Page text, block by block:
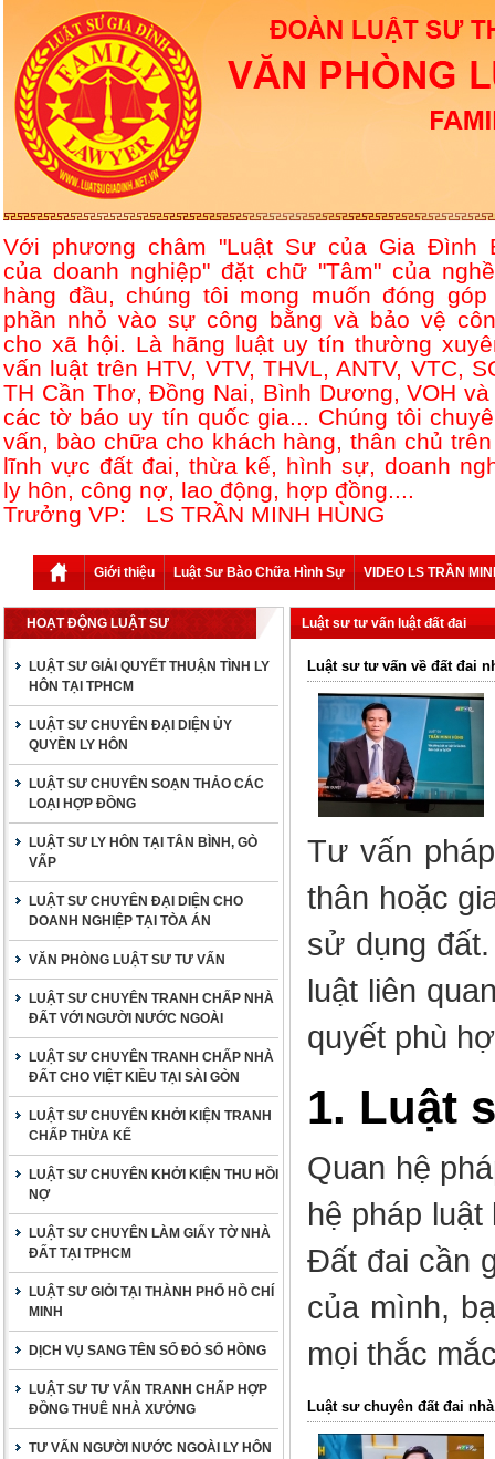
Với phương châm "Luật Sư của Gia Đình
của doanh nghiệp" đặt chữ "Tâm" của
hàng đầu, chúng tôi mong muốn đóng góp
phần nhỏ vào sự công bằng và bảo vệ
cho xã hội. Là hãng luật uy tín thường
vấn luật trên HTV, VTV, THVL, ANTV, VTC,
TH Cần Thơ, Đồng Nai, Bình Dương, VOH và
các tờ báo uy tín quốc gia... Chúng tôi
vấn, bào chữa cho khách hàng, thân chủ
lĩnh vực đất đai, thừa kế, hình sự, doanh
ly hôn, công nợ, lao động, hợp đồng....
Trưởng VP: LS TRẦN MINH HÙNG
Giới thiệu Luật Sư Bào Chữa Hình Sự VIDEO LS TRẦN
HOẠT ĐỘNG LUẬT SƯ
LUẬT SƯ GIẢI QUYẾT THUẬN TÌNH LY
HÔN TẠI TPHCM
LUẬT SƯ CHUYÊN ĐẠI DIỆN ỦY
QUYỀN LY HÔN
LUẬT SƯ CHUYÊN SOẠN THẢO CÁC
LOẠI HỢP ĐỒNG
LUẬT SƯ LY HÔN TẠI TÂN BÌNH, GÒ
VẤP
LUẬT SƯ CHUYÊN ĐẠI DIỆN CHO
DOANH NGHIỆP TẠI TÒA ÁN
VĂN PHÒNG LUẬT SƯ TƯ VẤN
LUẬT SƯ CHUYÊN TRANH CHẤP NHÀ
ĐẤT VỚI NGƯỜI NƯỚC NGOÀI
LUẬT SƯ CHUYÊN TRANH CHẤP NHÀ
ĐẤT CHO VIỆT KIỀU TẠI SÀI GÒN
LUẬT SƯ CHUYÊN KHỞI KIỆN TRANH
CHẤP THỪA KẾ
LUẬT SƯ CHUYÊN KHỞI KIỆN THU HỒI
NỢ
LUẬT SƯ CHUYÊN LÀM GIẤY TỜ NHÀ
ĐẤT TẠI TPHCM
LUẬT SƯ GIỎI TẠI THÀNH PHỐ HỒ CHÍ
MINH
DỊCH VỤ SANG TÊN SỔ ĐỎ SỔ HỒNG
LUẬT SƯ TƯ VẤN TRANH CHẤP HỢP
ĐỒNG THUÊ NHÀ XƯỞNG
TƯ VẤN NGƯỜI NƯỚC NGOÀI LY HÔN
Luật sư tư vấn luật đất đai
Luật sư tư vấn về đất đai
Tư vấn
thân hoặc
sử dụng
luật liên
quyết phù
1. Luật
Quan hệ
hệ pháp
Đất đai cần
của mình,
mọi thắc
Luật sư chuyên đất đai